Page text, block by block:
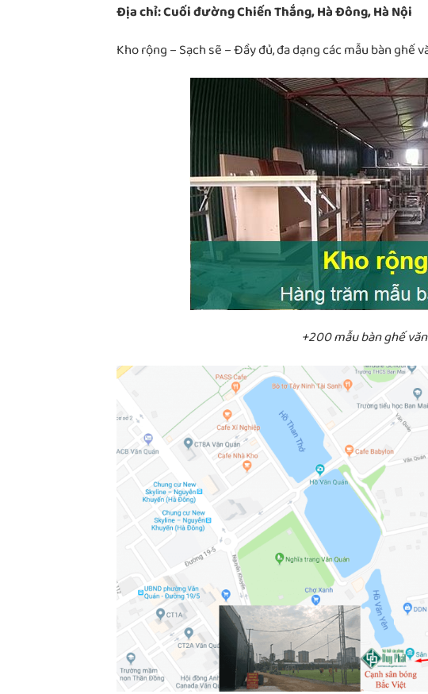
Địa chỉ: Cuối đường Chiến Thắng, Hà Đông, Hà Nội
Kho rộng – Sạch sẽ – Đầy đủ, đa dạng các mẫu bàn ghế
+200 mẫu bàn ghế